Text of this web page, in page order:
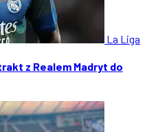
La Liga
z Realem Madryt do